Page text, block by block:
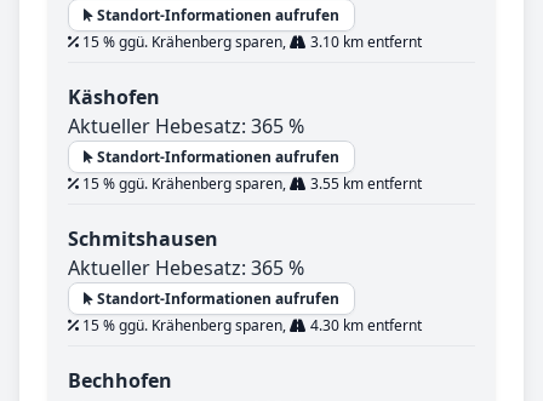
Standort-Informationen aufrufen
15 % ggü. Krähenberg sparen,
3.10 km entfernt
Käshofen
Aktueller Hebesatz: 365 %
Standort-Informationen aufrufen
15 % ggü. Krähenberg sparen,
3.55 km entfernt
Schmitshausen
Aktueller Hebesatz: 365 %
Standort-Informationen aufrufen
15 % ggü. Krähenberg sparen,
4.30 km entfernt
Bechhofen